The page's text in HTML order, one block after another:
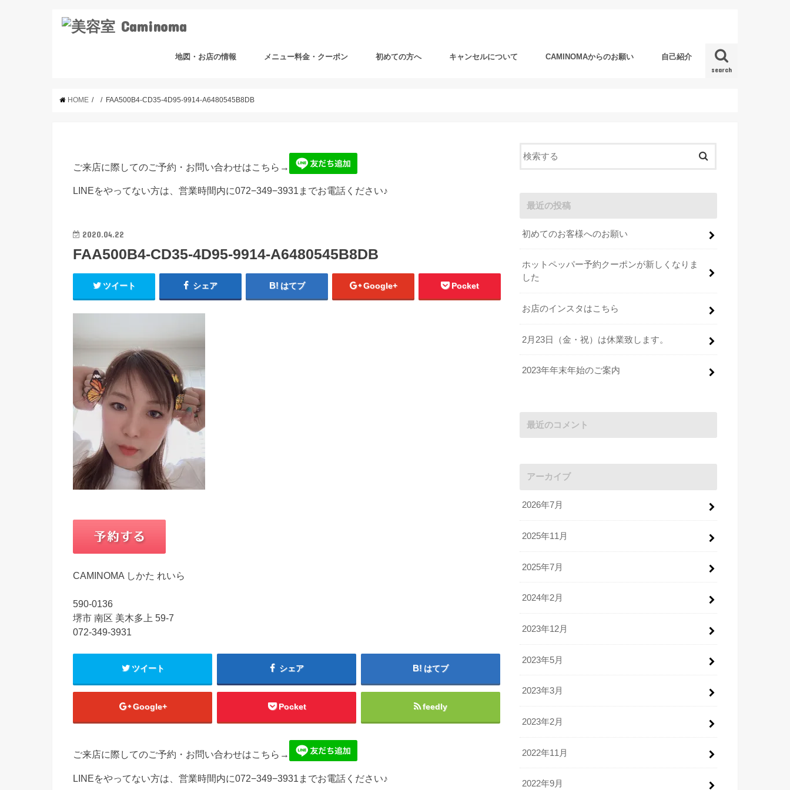
search
地図・お店の情報 メニュー料金・クーポン 初めての方へ キャンセルについて CAMINOMAからのお願い 自己紹介
HOME FAA500B4-CD35-4D95-9914-A6480545B8DB
ご来店に際してのご予約・お問い合わせはこちら→
LINEをやってない方は、営業時間内に072−349−3931までお電話ください♪
2020.04.22
FAA500B4-CD35-4D95-9914-A6480545B8DB
ツイート シェア はてブ Google+ Pocket
CAMINOMA しかた れいら
590-0136
堺市 南区 美木多上 59-7
072-349-3931
ツイート シェア はてブ
Google+ Pocket feedly
ご来店に際してのご予約・お問い合わせはこちら→
LINEをやってない方は、営業時間内に072−349−3931までお電話ください♪
最近の投稿
初めてのお客様へのお願い
ホットペッパー予約クーポンが新しくなりま
した
お店のインスタはこちら
2月23日（金・祝）は休業致します。
2023年年末年始のご案内
最近のコメント
アーカイブ
2026年7月
2025年11月
2025年7月
2024年2月
2023年12月
2023年5月
2023年3月
2023年2月
2022年11月
2022年9月